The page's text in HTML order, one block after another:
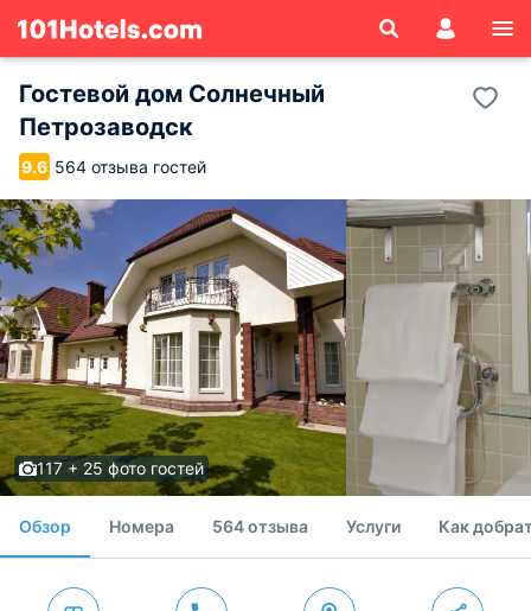
Гостевой дом Солнечный
Петрозаводск
9.6 564 отзыва гостей
117 + 25 фото гостей
Обзор Номера 564 отзыва Услуги Как